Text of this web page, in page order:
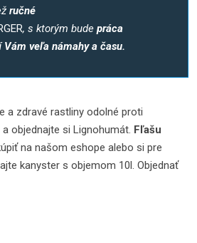
ručné
, s ktorým bude práca
veľa námahy a času.
a zdravé rastliny odolné proti
objednajte si Lignohumát. Fľašu
na našom eshope alebo si pre
kanyster s objemom 10l. Objednať